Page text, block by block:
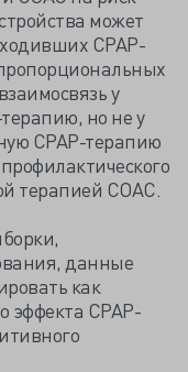
может
СРАР-
у
но не у
СРАР-терапию
терапией СОАС.
данные
как
эффекта СРАР-